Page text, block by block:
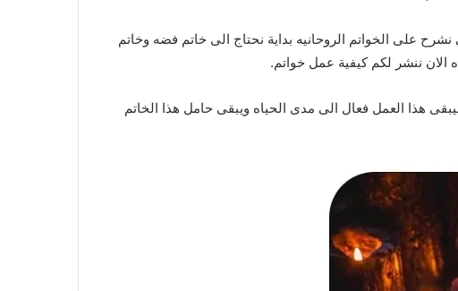
على الخواتم الروحانيه بداية نحتاج الى خاتم فضه وخاتم
الان ننشر لكم كيفية عمل خواتم.
هذا العمل فعال الى مدى الحياه ويبقى حامل هذا الخاتم